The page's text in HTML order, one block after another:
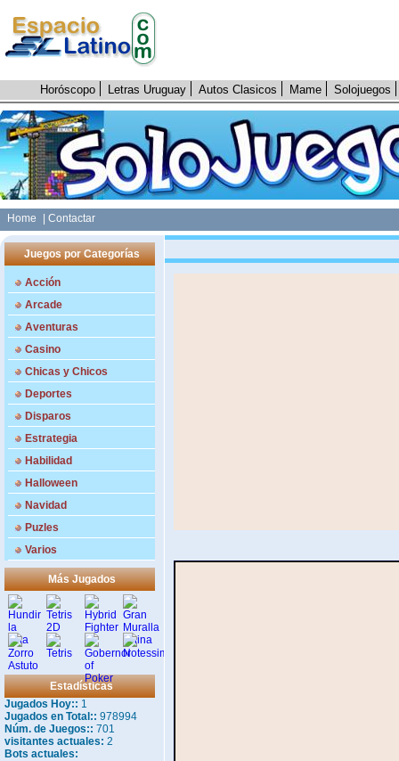
Horóscopo Letras Uruguay Autos Clasicos Mame Solojuegos
Home | Contactar
Juegos por Categorías
Acción
Arcade
Aventuras
Casino
Chicas y Chicos
Deportes
Disparos
Estrategia
Habilidad
Halloween
Navidad
Puzles
Varios
Más Jugados
Estadísticas
Jugados Hoy:: 1
Jugados en Total:: 978994
Núm. de Juegos:: 701
visitantes actuales: 2
Bots actuales: